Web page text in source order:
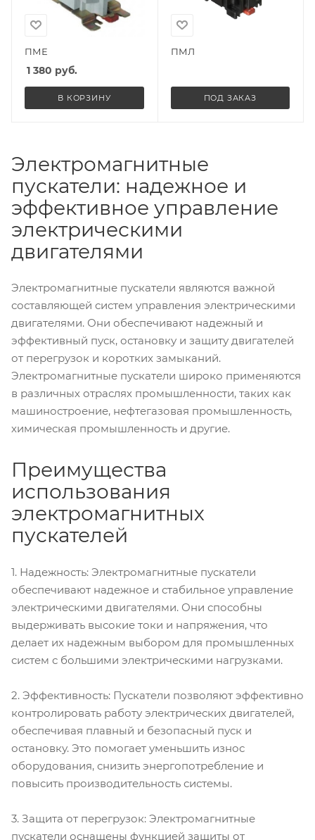
ПМЕ
1 380 руб.
В КОРЗИНУ
ПМЛ
ПОД ЗАКАЗ
Электромагнитные
пускатели: надежное и
эффективное управление
электрическими
двигателями
Электромагнитные пускатели являются важной
составляющей систем управления электрическими
двигателями. Они обеспечивают надежный и
эффективный пуск, остановку и защиту двигателей
от перегрузок и коротких замыканий.
Электромагнитные пускатели широко применяются
в различных отраслях промышленности, таких как
машиностроение, нефтегазовая промышленность,
химическая промышленность и другие.
Преимущества
использования
электромагнитных
пускателей
1. Надежность: Электромагнитные пускатели
обеспечивают надежное и стабильное управление
электрическими двигателями. Они способны
выдерживать высокие токи и напряжения, что
делает их надежным выбором для промышленных
систем с большими электрическими нагрузками.
2. Эффективность: Пускатели позволяют эффективно
контролировать работу электрических двигателей,
обеспечивая плавный и безопасный пуск и
остановку. Это помогает уменьшить износ
оборудования, снизить энергопотребление и
повысить производительность системы.
3. Защита от перегрузок: Электромагнитные
пускатели оснащены функцией защиты от